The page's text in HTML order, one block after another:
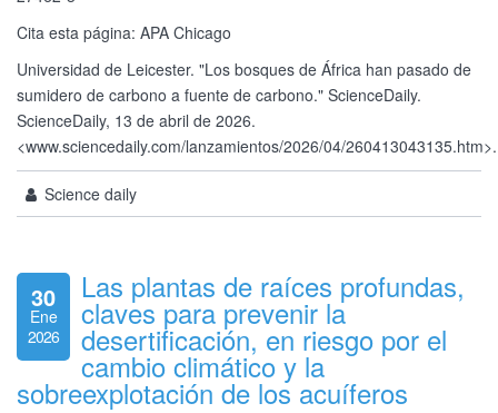
Cita esta página: APA Chicago
Universidad de Leicester. "Los bosques de África han pasado de
sumidero de carbono a fuente de carbono." ScienceDaily.
ScienceDaily, 13 de abril de 2026.
<www.sciencedaily.com/lanzamientos/2026/04/260413043135.htm>.
Science daily
30
Ene
2026
Las plantas de raíces profundas,
claves para prevenir la
desertificación, en riesgo por el
cambio climático y la
sobreexplotación de los acuíferos